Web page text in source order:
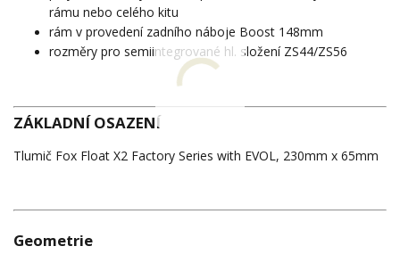
rámu nebo celého kitu
rám v provedení zadního náboje Boost 148mm
rozměry pro semiintegrované hl. složení ZS44/ZS56
ZÁKLADNÍ OSAZENÍ
Tlumič Fox Float X2 Factory Series with EVOL, 230mm x 65mm
Geometrie